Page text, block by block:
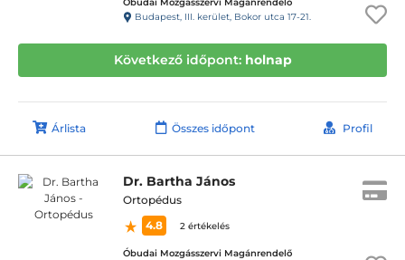
Budapest, III. kerület, Bokor utca 17-21.
Következő időpont: holnap
Árlista Összes időpont Profil
Dr. Bartha János
Ortopédus
4.8
2 értékelés
Óbudai Mozgásszervi Magánrendelő